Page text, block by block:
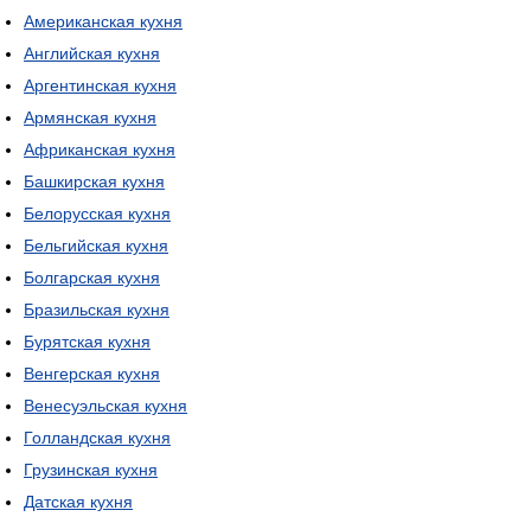
Американская кухня
Английская кухня
Аргентинская кухня
Армянская кухня
Африканская кухня
Башкирская кухня
Белорусская кухня
Бельгийская кухня
Болгарская кухня
Бразильская кухня
Бурятская кухня
Венгерская кухня
Венесуэльская кухня
Голландская кухня
Грузинская кухня
Датская кухня